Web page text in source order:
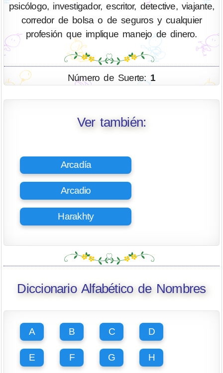
psicólogo, investigador, escritor, detective, viajante,
corredor de bolsa o de seguros y cualquier
profesión que implique manejo de dinero.
Número de Suerte: 1
Ver también:
Arcadía
Arcadio
Harakhty
Diccionario Alfabético de Nombres
A B C D
E F G H